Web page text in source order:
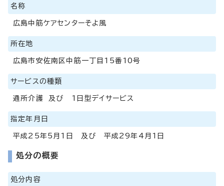
名称
広島中筋ケアセンターそよ風
所在地
広島市安佐南区中筋一丁目15番10号
サービスの種類
通所介護 及び 1日型デイサービス
指定年月日
平成25年5月1日 及び 平成29年4月1日
処分の概要
処分内容